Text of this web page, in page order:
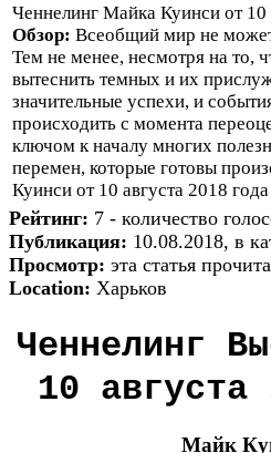
Ченнелинг Майка Куинси от 10
Обзор: Всеобщий мир не
Тем не менее, несмотря на то,
вытеснить темных и их
значительные успехи, и
происходить с момента
ключом к началу многих
перемен, которые готовы
Куинси от 10 августа 2018 года
Рейтинг: 7 - количество
Публикация: 10.08.2018, в
Просмотр: эта статья
Location: Харьков
Ченнелинг
10 августа
Майк